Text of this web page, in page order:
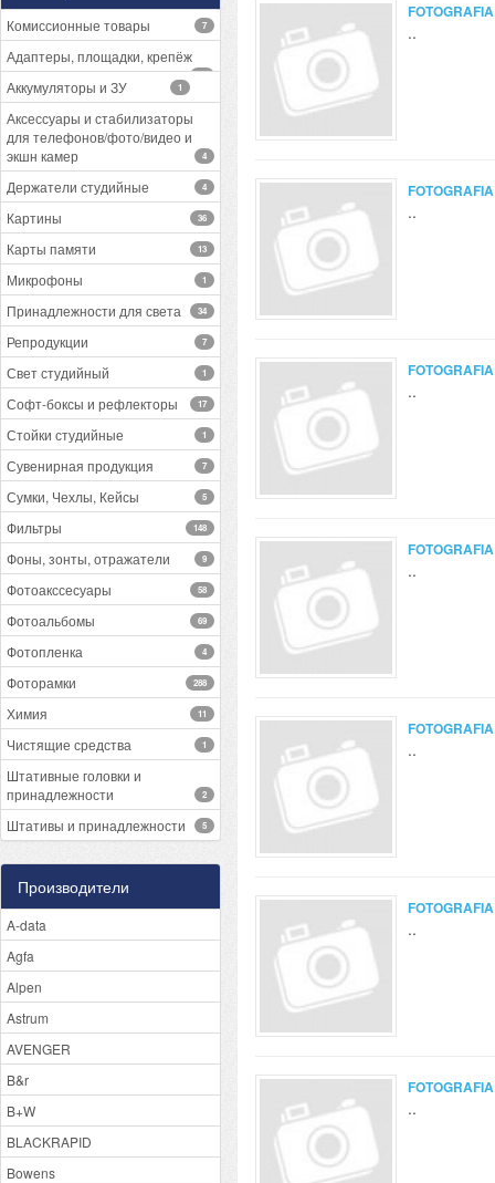
Комиссионные товары 7
Адаптеры, площадки, крепёж
13
Аккумуляторы и ЗУ 1
Аксессуары и стабилизаторы
для телефонов/фото/видео и
экшн камер
4
Держатели студийные 4
Картины 36
Карты памяти 13
Микрофоны 1
Принадлежности для света 34
Репродукции 7
Свет студийный 1
Софт-боксы и рефлекторы 17
Стойки студийные 1
Сувенирная продукция 7
Сумки, Чехлы, Кейсы 5
Фильтры 148
Фоны, зонты, отражатели 9
Фотоакссесуары 58
Фотоальбомы 69
Фотопленка 4
Фоторамки 288
Химия 11
Чистящие средства 1
Штативные головки и
принадлежности
2
Штативы и принадлежности 5
Производители
A-data
Agfa
Alpen
Astrum
AVENGER
B&r
B+W
BLACKRAPID
Bowens
..
..
..
..
..
..
..